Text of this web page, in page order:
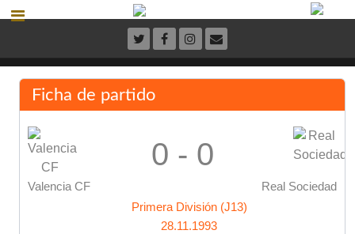
Ficha de partido
Valencia CF
0 - 0
Real Sociedad
Primera División (J13)
28.11.1993